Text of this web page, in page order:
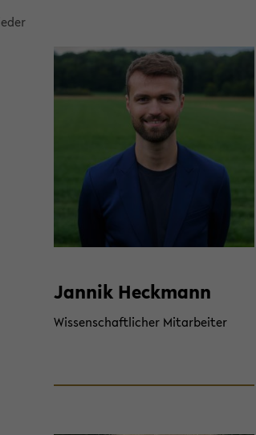
Jan­nik Heck­mann
Wis­sen­schaft­li­cher Mit­ar­bei­ter